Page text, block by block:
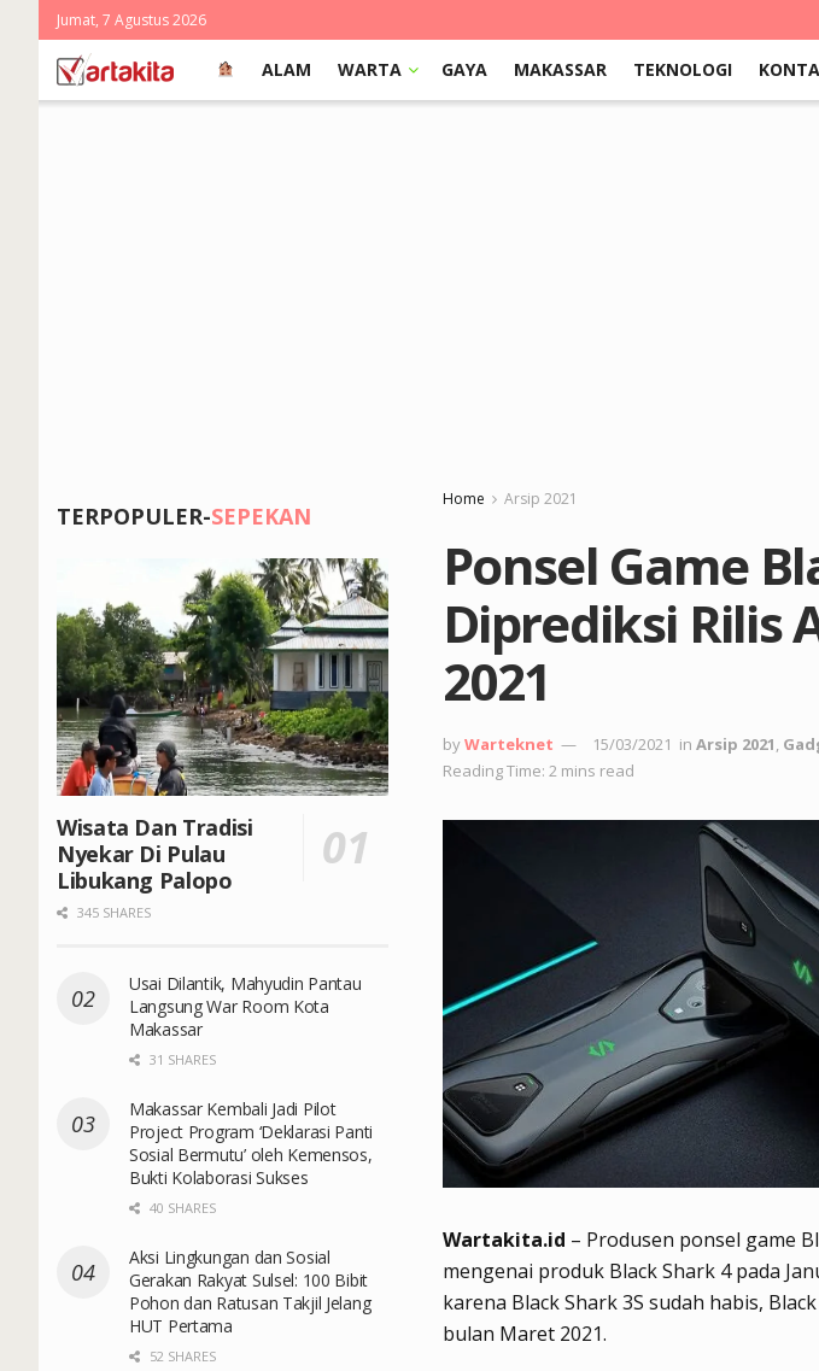
Jumat, 7 Agustus 2026
ALAM WARTA GAYA MAKASSAR TEKNOLOGI
Home Arsip 2021
Ponsel Game
Diprediksi Rilis
2021
byWarteknet 15/03/2021 in Arsip 2021,
Reading Time: 2 mins read
Wartakita.id – Produsen ponsel game
mengenai produk Black Shark 4 pada
karena Black Shark 3S sudah habis,
bulan Maret 2021.
TERPOPULER-SEPEKAN
Wisata Dan Tradisi
Nyekar Di Pulau
Libukang Palopo
345 SHARES
Usai Dilantik, Mahyudin Pantau
Langsung War Room Kota
Makassar
31 SHARES
Makassar Kembali Jadi Pilot
Project Program ‘Deklarasi Panti
Sosial Bermutu’ oleh Kemensos,
Bukti Kolaborasi Sukses
40 SHARES
Aksi Lingkungan dan Sosial
Gerakan Rakyat Sulsel: 100 Bibit
Pohon dan Ratusan Takjil Jelang
HUT Pertama
52 SHARES